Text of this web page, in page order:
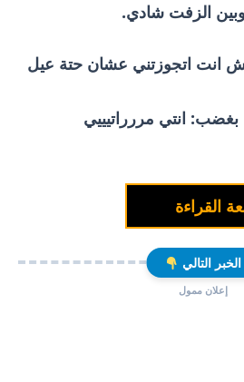
الزفت شادي.
انت اتجوزتني عشان حتة عيل
انتي مررراتيييي
القراءة
الخبر التالي
إعلان ممول